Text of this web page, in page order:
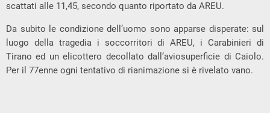
scattati alle 11,45, secondo quanto riportato da AREU.
Da subito le condizione dell’uomo sono apparse disperate: sul
luogo della tragedia i soccorritori di AREU, i Carabinieri di
Tirano ed un elicottero decollato dall’aviosuperficie di Caiolo.
Per il 77enne ogni tentativo di rianimazione si è rivelato vano.